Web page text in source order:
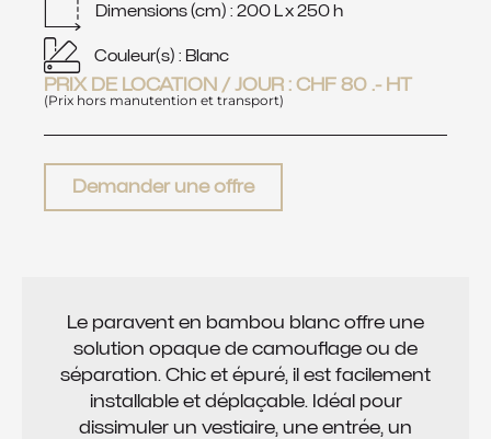
Dimensions (cm) : 200 L x 250 h
Couleur(s) : Blanc
PRIX DE LOCATION / JOUR : CHF 80 .- HT
(Prix hors manutention et transport)
Demander une offre
Le paravent en bambou blanc offre une
solution opaque de camouflage ou de
séparation. Chic et épuré, il est facilement
installable et déplaçable. Idéal pour
dissimuler un vestiaire, une entrée, un